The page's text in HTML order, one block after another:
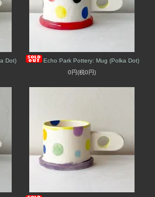
Dot)
Echo Park Pottery: Mug (Polka Dot)
0円(税0円)